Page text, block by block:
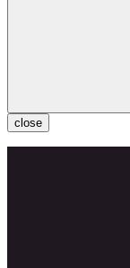
close